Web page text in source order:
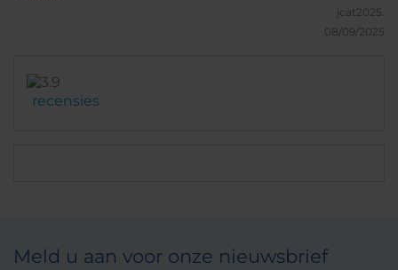
jcat2025.
08/09/2025
recensies
Meld u aan voor onze nieuwsbrief